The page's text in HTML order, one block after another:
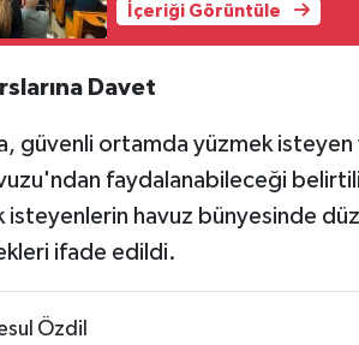
İçeriği Görüntüle
Davet
güvenli ortamda yüzmek isteyen
faydalanabileceği
havuz bünyesinde
ifade edildi.
Özdil